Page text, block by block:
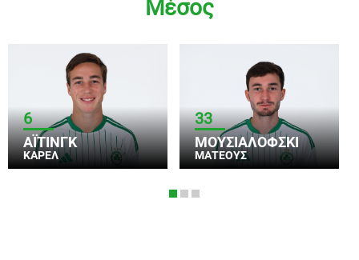
Μέσος
6
ΆΙΤΙΝΓΚ
ΚΆΡΕΛ
33
ΜΟΥΣΙΑΛΌΦΣΚΙ
ΜΑΤΈΟΥΣ